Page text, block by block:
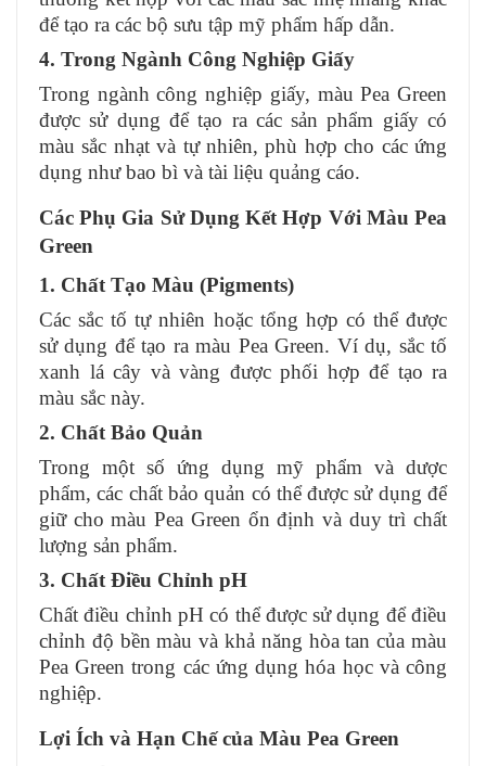
để tạo ra các bộ sưu tập mỹ phẩm hấp dẫn.
4. Trong Ngành Công Nghiệp Giấy
Trong ngành công nghiệp giấy, màu Pea Green
được sử dụng để tạo ra các sản phẩm giấy có
màu sắc nhạt và tự nhiên, phù hợp cho các ứng
dụng như bao bì và tài liệu quảng cáo.
Các Phụ Gia Sử Dụng Kết Hợp Với Màu Pea
Green
1. Chất Tạo Màu (Pigments)
Các sắc tố tự nhiên hoặc tổng hợp có thể được
sử dụng để tạo ra màu Pea Green. Ví dụ, sắc tố
xanh lá cây và vàng được phối hợp để tạo ra
màu sắc này.
2. Chất Bảo Quản
Trong một số ứng dụng mỹ phẩm và dược
phẩm, các chất bảo quản có thể được sử dụng để
giữ cho màu Pea Green ổn định và duy trì chất
lượng sản phẩm.
3. Chất Điều Chỉnh pH
Chất điều chỉnh pH có thể được sử dụng để điều
chỉnh độ bền màu và khả năng hòa tan của màu
Pea Green trong các ứng dụng hóa học và công
nghiệp.
Lợi Ích và Hạn Chế của Màu Pea Green